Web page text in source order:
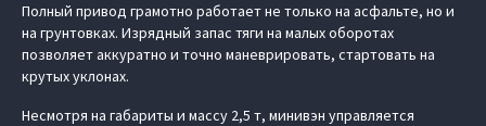
Полный привод грамотно работает не только на асфальте, но и
на грунтовках. Изрядный запас тяги на малых оборотах
позволяет аккуратно и точно маневрировать, стартовать на
крутых уклонах.
Несмотря на габариты и массу 2,5 т, минивэн управляется